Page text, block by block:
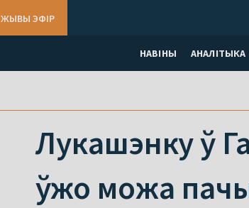
НАВІНЫ АНАЛІТЫКА
ЖЫВЫ ЭФІР
Лукашэнку ў
ўжо можа